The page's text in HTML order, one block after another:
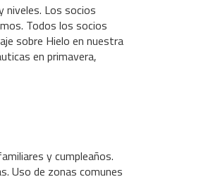
niveles. Los socios
Todos los socios
sobre Hielo en nuestra
en primavera,
y cumpleaños.
Uso de zonas comunes